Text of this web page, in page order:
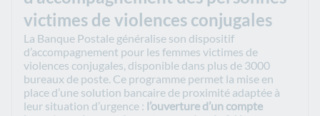
victimes de violences conjugales
La Banque Postale généralise son dispositif
d’accompagnement pour les femmes victimes de
violences conjugales, disponible dans plus de 3000
bureaux de poste. Ce programme permet la mise en
place d’une solution bancaire de proximité adaptée à
leur situation d’urgence : l’ouverture d’un compte